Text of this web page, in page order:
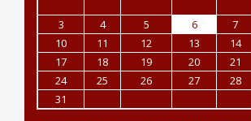
3
4 5 6 7
10
11 12 13 14
17
18 19 20 21
24
25 26 27 28
31